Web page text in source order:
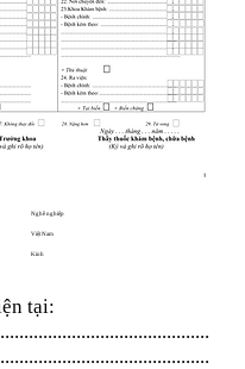
Nghề nghiệp
Việt Nam
Kinh
tại: